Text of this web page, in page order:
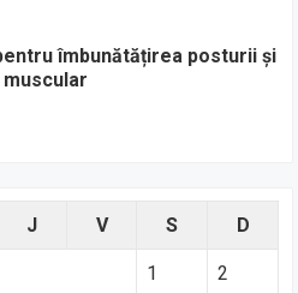
îmbunătățirea posturii și
J V S D
1 2